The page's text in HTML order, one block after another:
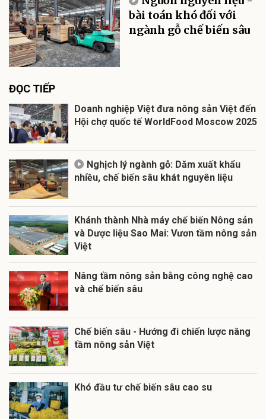
bài toán khó đối với
ngành gỗ chế biến sâu
ĐỌC TIẾP
Doanh nghiệp Việt đưa nông sản Việt đến
Hội chợ quốc tế WorldFood Moscow 2025
Nghịch lý ngành gỗ: Dăm xuất khẩu
nhiều, chế biến sâu khát nguyên liệu
Khánh thành Nhà máy chế biến Nông sản
và Dược liệu Sao Mai: Vươn tầm nông sản
Việt
Nâng tầm nông sản bằng công nghệ cao
và chế biến sâu
Chế biến sâu - Hướng đi chiến lược nâng
tầm nông sản Việt
Khó đầu tư chế biến sâu cao su